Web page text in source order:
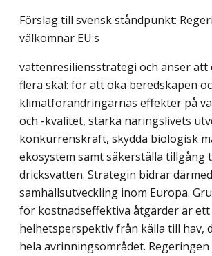
Förslag till svensk ståndpunkt:
välkomnar EU:s
vattenresiliensstrategi och anser att
flera skäl: för att öka beredskapen
klimatförändringarnas effekter på
och -kvalitet, stärka näringslivets
konkurrenskraft, skydda biologisk
ekosystem samt säkerställa tillgång
dricksvatten. Strategin bidrar
samhällsutveckling inom Europa.
för kostnadseffektiva åtgärder är ett
helhetsperspektiv från källa till hav,
hela avrinningsområdet.